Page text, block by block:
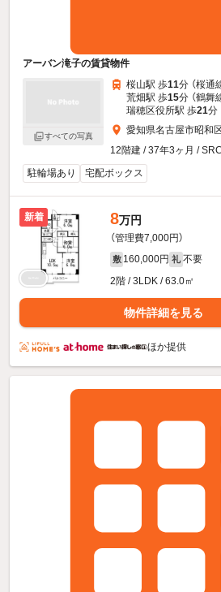
アーバン滝子の賃貸物件
すべての写真
桜山駅 歩11分 （桜通
荒畑駅 歩15分 （鶴舞
瑞穂区役所駅 歩21分
愛知県名古屋市昭和
12階建 / 37年3ヶ月 / SRC
駐輪場あり
宅配ボックス
新着 8万円
（管理費7,000円）
敷 160,000円 礼 不要
2階 / 3LDK / 63.0㎡
物件詳細を見る
ほか提供